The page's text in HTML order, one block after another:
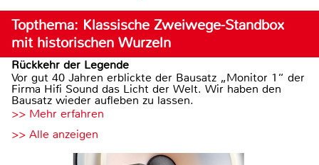
Topthema: Klassische Zweiwege-Standbox
mit historischen Wurzeln
Rückkehr der Legende
Vor gut 40 Jahren erblickte der Bausatz „Monitor 1“ der
Firma Hifi Sound das Licht der Welt. Wir haben den
Bausatz wieder aufleben zu lassen.
>> Mehr erfahren
>> Alle anzeigen